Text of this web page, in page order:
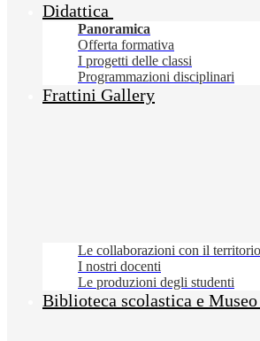
Didattica
Panoramica
Offerta formativa
I progetti delle classi
Programmazioni disciplinari
Frattini Gallery
Le collaborazioni con il territorio
I nostri docenti
Le produzioni degli studenti
Biblioteca scolastica e